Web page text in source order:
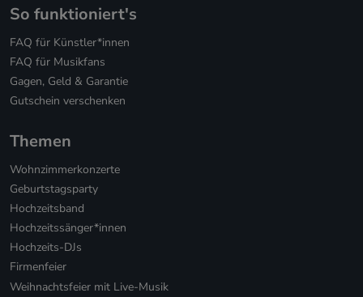
So funktioniert's
FAQ für Künstler*innen
FAQ für Musikfans
Gagen, Geld & Garantie
Gutschein verschenken
Themen
Wohnzimmerkonzerte
Geburtstagsparty
Hochzeitsband
Hochzeitssänger*innen
Hochzeits-DJs
Firmenfeier
Weihnachtsfeier mit Live-Musik